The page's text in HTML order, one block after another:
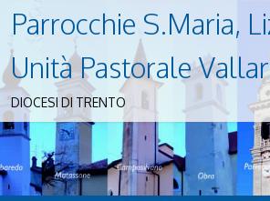
Parrocchie S.Maria,
Unità Pastorale
DIOCESI DI TRENTO